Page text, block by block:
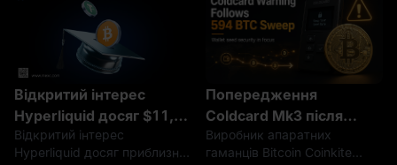
рахунком 1:0, тоді як Бе
розмірі 89,4 трлн вон — що є
вражаюч
Відкритий інтерес
Hyperliquid досяг $11,5
млрд: чи виходять
ончейн-перпетуали на
Відкритий інтерес
Hyperliquid досяг приблизно
Попередження
Coldcard Mk3 після
виведення біткоїнів на
суму $38 млн, але
Виробник апаратних
гаманців Bitcoin Coinkite